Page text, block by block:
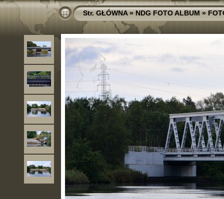
Str. GŁÓWNA»NDG FOTO ALBUM»